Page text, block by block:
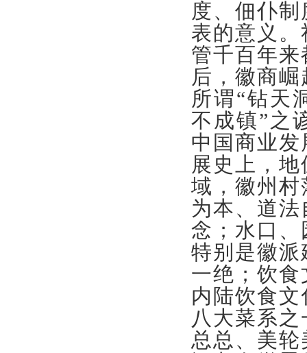
度、佃仆
表的意义
管千百年
后，徽商
所谓“钻天
不成镇”之
中国商业
展史上，
域，徽州
为本、道
念；水口
特别是徽
一绝；饮
内陆饮食
八大菜系
总总、美